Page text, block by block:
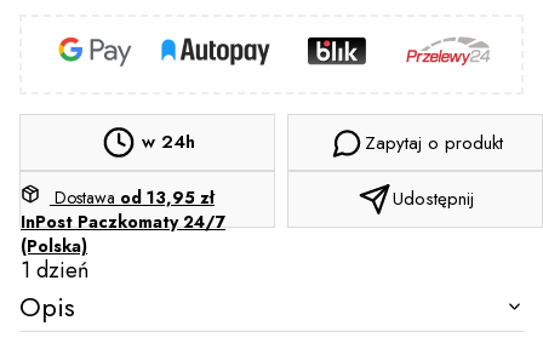
w 24h
Dostawa od 13,95 zł
InPost Paczkomaty 24/7
(Polska)
1 dzień
Zapytaj o produkt
Udostępnij
Opis